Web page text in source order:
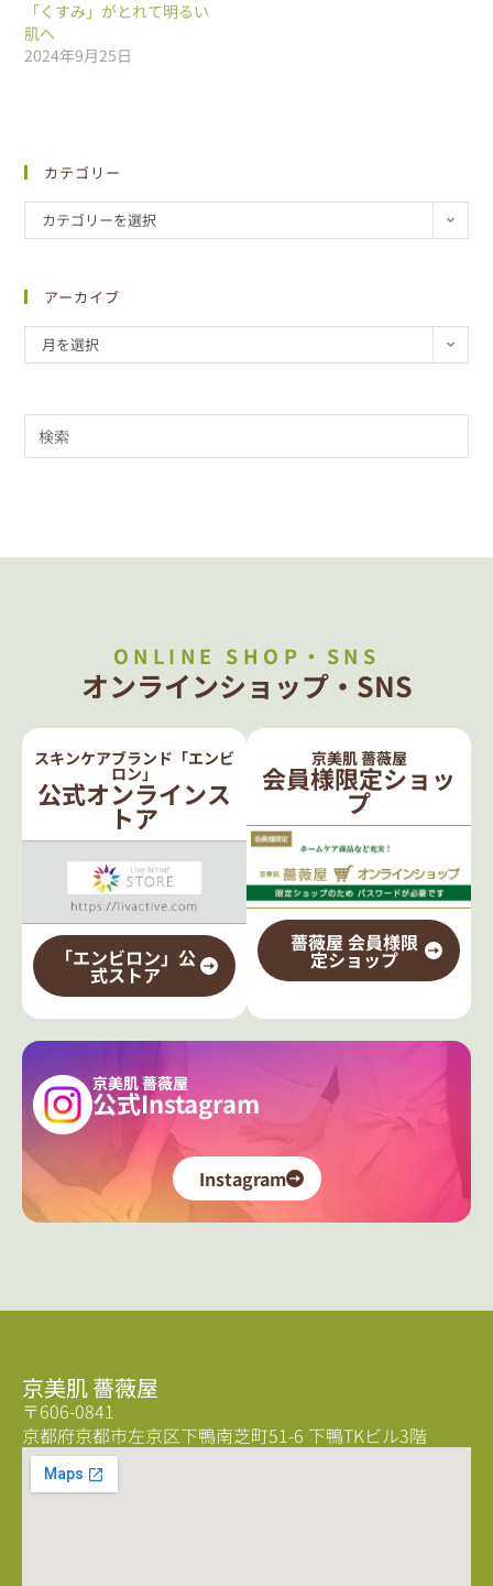
「くすみ」がとれて明るい
肌へ
2024年9月25日
カテゴリー
カテゴリーを選択
アーカイブ
月を選択
ONLINE SHOP・SNS
オンラインショップ・SNS
スキンケアブランド「エンビ
ロン」
公式オンラインス
トア
「エンビロン」公
式ストア
京美肌 薔薇屋
会員様限定ショッ
プ
薔薇屋 会員様限
定ショップ
京美肌 薔薇屋
公式Instagram
Instagram
京美肌 薔薇屋
〒606-0841
京都府京都市左京区下鴨南芝町51-6 下鴨TKビル3階